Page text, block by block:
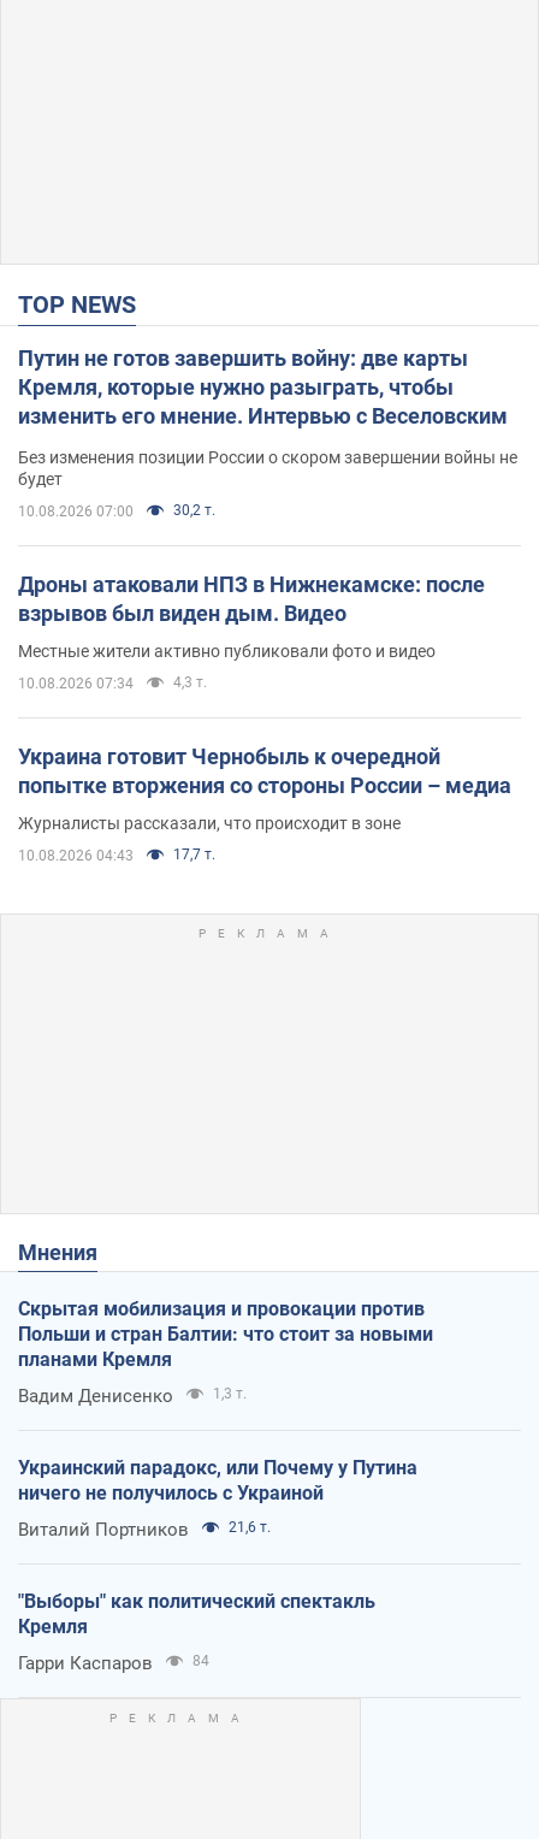
TOP NEWS
Путин не готов завершить войну: две карты
Кремля, которые нужно разыграть, чтобы
изменить его мнение. Интервью с Веселовским
Без изменения позиции России о скором завершении войны не
будет
10.08.2026 07:00 30,2 т.
Дроны атаковали НПЗ в Нижнекамске: после
взрывов был виден дым. Видео
Местные жители активно публиковали фото и видео
10.08.2026 07:34 4,3 т.
Украина готовит Чернобыль к очередной
попытке вторжения со стороны России – медиа
Журналисты рассказали, что происходит в зоне
10.08.2026 04:43 17,7 т.
Мнения
Скрытая мобилизация и провокации против
Польши и стран Балтии: что стоит за новыми
планами Кремля
Вадим Денисенко 1,3 т.
Украинский парадокс, или Почему у Путина
ничего не получилось с Украиной
Виталий Портников 21,6 т.
"Выборы" как политический спектакль
Кремля
Гарри Каспаров 84